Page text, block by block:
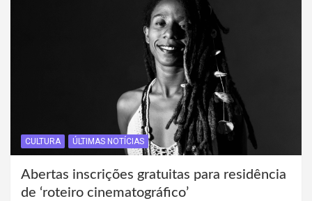
CULTURA ÚLTIMAS NOTÍCIAS
Abertas inscrições gratuitas para residência
de ‘roteiro cinematográfico’